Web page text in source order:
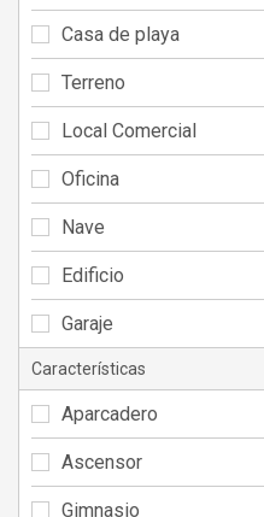
Casa de playa
Terreno
Local Comercial
Oficina
Nave
Edificio
Garaje
Características
Aparcadero
Ascensor
Gimnasio